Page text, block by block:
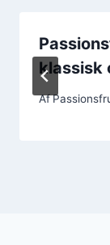
klassisk
Af